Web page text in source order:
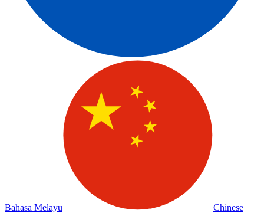
Bahasa Melayu Chinese